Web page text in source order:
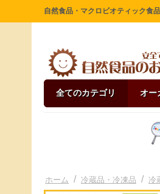
自然食品・マクロビオティック食
全てのカテゴリ オー
ホーム / 冷蔵品・冷凍品 / 冷